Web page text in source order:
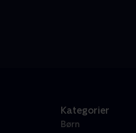
Kategorier
Børn